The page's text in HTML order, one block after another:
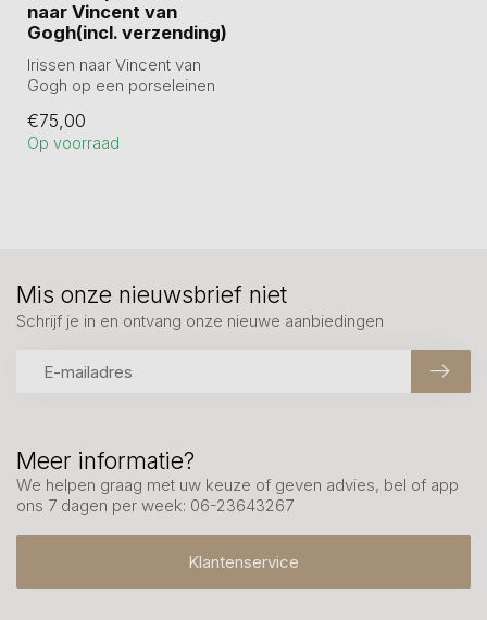
naar Vincent van
Gogh(incl. verzending)
Irissen naar Vincent van
Gogh op een porseleinen
doorsnede 8...
€75,00
Op voorraad
Meer informatie?
We helpen graag met uw keuze of geven advies, bel of app
ons 7 dagen per week: 06-23643267
Klantenservice
Mis onze nieuwsbrief niet
Schrijf je in en ontvang onze nieuwe aanbiedingen